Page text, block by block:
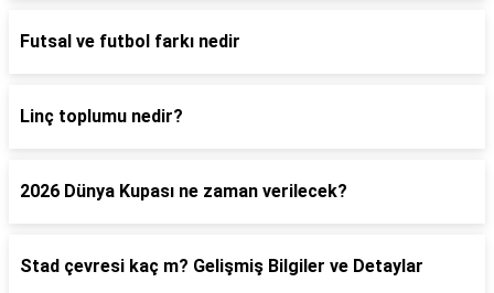
Futsal ve futbol farkı nedir
Linç toplumu nedir?
2026 Dünya Kupası ne zaman verilecek?
Stad çevresi kaç m? Gelişmiş Bilgiler ve Detaylar